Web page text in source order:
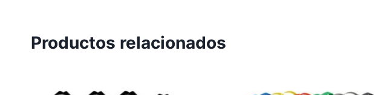
Productos relacionados